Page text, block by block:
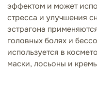
эффектом и может
стресса и улучшения
эстрагона
головных болях и
используется в
маски, лосьоны и